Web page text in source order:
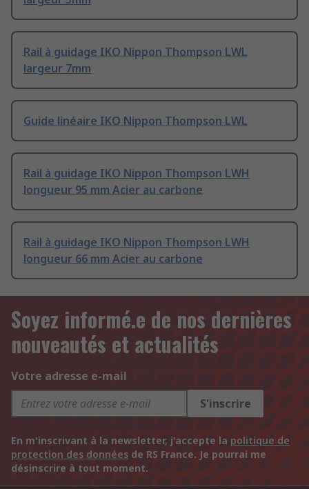
Rail à guidage IKO Nippon Thompson LWL
largeur 7mm
Guide linéaire IKO Nippon Thompson LWL
Rail à guidage IKO Nippon Thompson LWH
longueur 95 mm Acier au carbone
Rail à guidage IKO Nippon Thompson LWH
longueur 66 mm Acier au carbone
Soyez informé.e de nos dernières
nouveautés et actualités
Votre adresse e-mail
S'inscrire
En m'inscrivant à la newsletter, j'accepte la politique de
protection des données de RS France. Je pourrai me
désinscrire à tout moment.